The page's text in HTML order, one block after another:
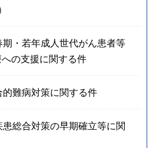
・若年成人世代がん患者等
の支援に関する件
難病対策に関する件
総合対策の早期確立等に関